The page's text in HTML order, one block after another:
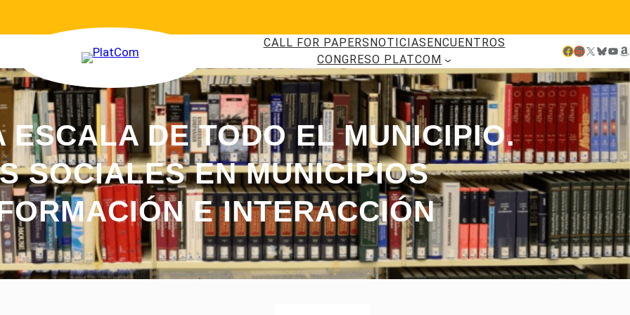
CALL FOR PAPERS NOTICIAS ENCUENTROS
CONGRESO PLATCOM
Facebook LinkedIn X Bluesky YouTube Amazon
DE TODO EL MUNICIPIO.
SOCIALES EN MUNICIPIOS
E INTERACCIÓN